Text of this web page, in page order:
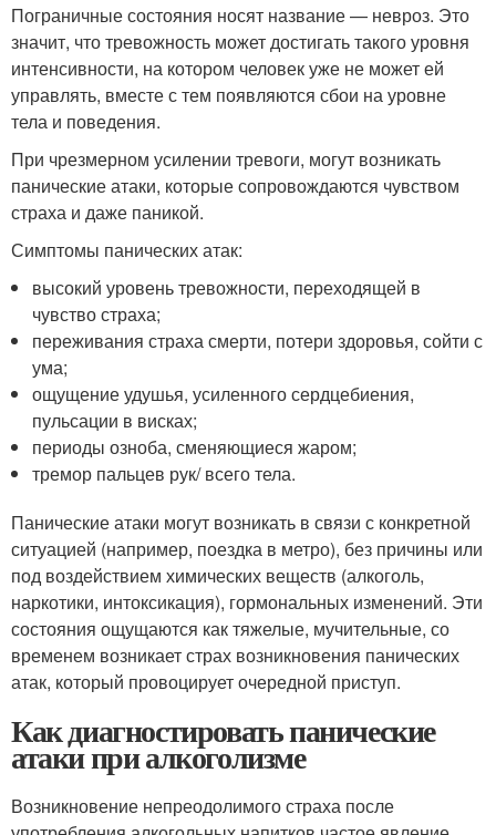
Пограничные состояния носят название — невроз. Это
значит, что тревожность может достигать такого уровня
интенсивности, на котором человек уже не может ей
управлять, вместе с тем появляются сбои на уровне
тела и поведения.
При чрезмерном усилении тревоги, могут возникать
панические атаки, которые сопровождаются чувством
страха и даже паникой.
Симптомы панических атак:
высокий уровень тревожности, переходящей в
чувство страха;
переживания страха смерти, потери здоровья, сойти с
ума;
ощущение удушья, усиленного сердцебиения,
пульсации в висках;
периоды озноба, сменяющиеся жаром;
тремор пальцев рук/ всего тела.
Панические атаки могут возникать в связи с конкретной
ситуацией (например, поездка в метро), без причины или
под воздействием химических веществ (алкоголь,
наркотики, интоксикация), гормональных изменений. Эти
состояния ощущаются как тяжелые, мучительные, со
временем возникает страх возникновения панических
атак, который провоцирует очередной приступ.
Как диагностировать панические
атаки при алкоголизме
Возникновение непреодолимого страха после